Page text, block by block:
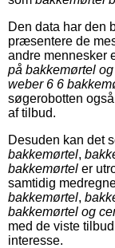
Den data har den
præsentere de
andre mennesker
på bakkemørtel
weber 6 6
søgerobotten
af tilbud.
Desuden kan det
bakkemørtel,
bakkemørtel er
samtidig
bakkemørtel,
bakkemørtel og
med de viste
interesse.